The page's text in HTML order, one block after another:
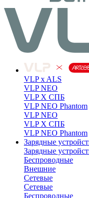
VLP x ALS
VLP NEO
VLP X СПБ
VLP NEO Phantom
VLP NEO
VLP X СПБ
VLP NEO Phantom
Зарядные
Зарядные
Беспроводные
Внешние
Сетевые
Сетевые
Беспроводные